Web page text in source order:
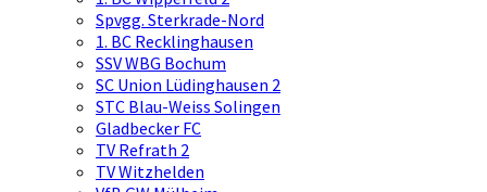
Spvgg. Sterkrade-Nord
1. BC Recklinghausen
SSV WBG Bochum
SC Union Lüdinghausen 2
STC Blau-Weiss Solingen
Gladbecker FC
TV Refrath 2
TV Witzhelden